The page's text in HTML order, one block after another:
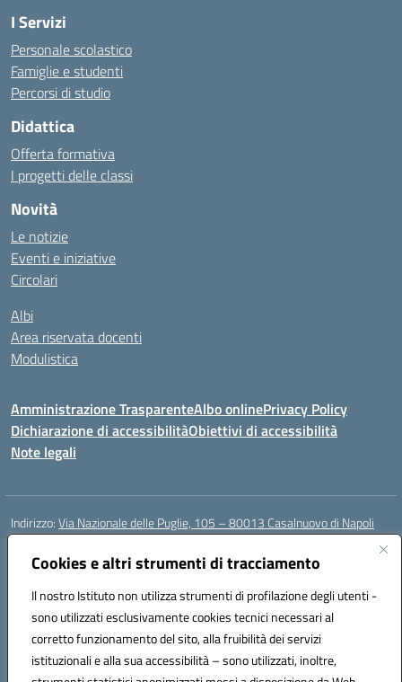
Cookies e altri strumenti di tracciamento
Il nostro Istituto non utilizza strumenti di profilazione degli utenti -
sono utilizzati esclusivamente cookies tecnici necessari al
corretto funzionamento del sito, alla fruibilità dei servizi
istituzionali e alla sua accessibilità – sono utilizzati, inoltre,
I Servizi
Personale scolastico
Famiglie e studenti
Percorsi di studio
Didattica
Offerta formativa
I progetti delle classi
Novità
Le notizie
Eventi e iniziative
Circolari
Albi
Area riservata docenti
Modulistica
Amministrazione TrasparenteAlbo onlinePrivacy Policy
Dichiarazione di accessibilitàObiettivi di accessibilità
Note legali
Indirizzo:Via Nazionale delle Puglie, 105 – 80013 Casalnuovo di Napoli
Centralino:
Email:naee32300a@istruzione.it
Codice fiscale: 93007720639
Codice meccanografico:
NAEE32300A
Codice unico di fatturazione (CUF): UFDMFG